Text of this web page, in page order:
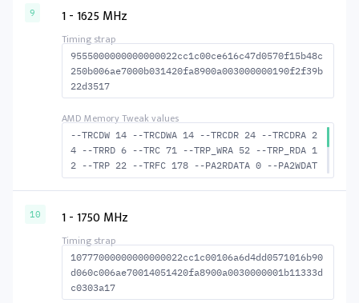
MACTWR 52 --RAS2RAS 164 --RP 42 --WRPLUSRP 4
9 1 - 1625 MHz
9555000000000000022cc1c00ce616c47d0570f15b48c
250b006ae7000b031420fa8900a003000000190f2f39b
22d3517
--TRCDW 14 --TRCDWA 14 --TRCDR 24 --TRCDRA 2
4 --TRRD 6 --TRC 71 --TRP_WRA 52 --TRP_RDA 1
2 --TRP 22 --TRFC 178 --PA2RDATA 0 --PA2WDAT
A 0 --TFAW 10 --TCRCRL 3 --TCRCWL 7 --TFAW32
MACTWR 57 --RAS2RAS 178 --RP 45 --WRPLUSRP 5
10 1 - 1750 MHz
10777000000000000022cc1c00106a6d4dd0571016b90
d060c006ae70014051420fa8900a0030000001b11333d
c0303a17